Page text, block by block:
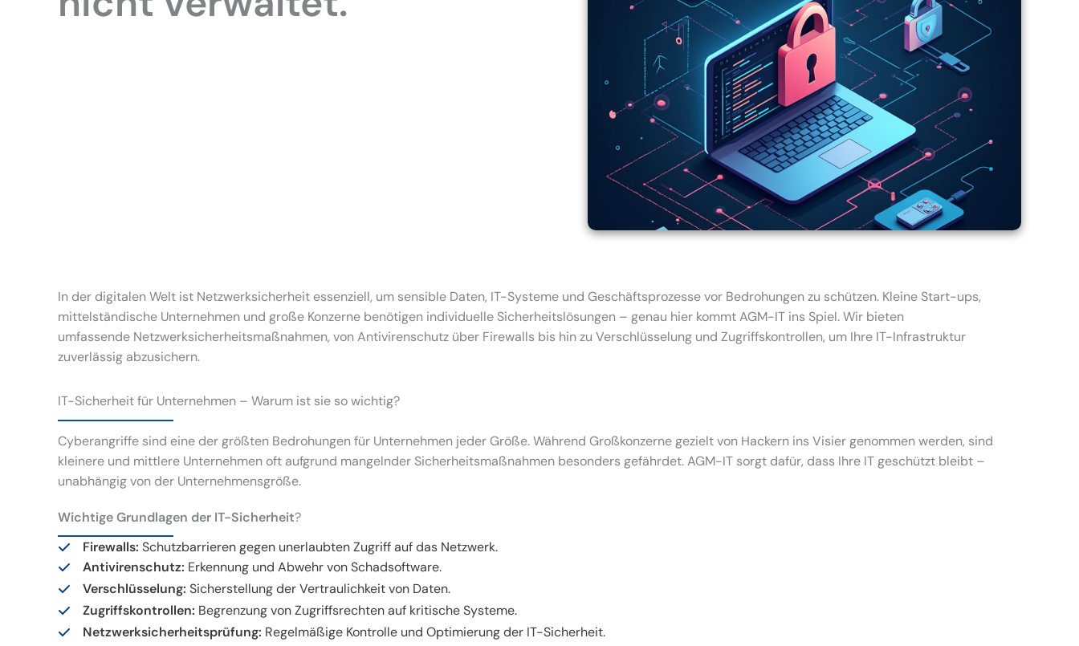
In der digitalen Welt ist Netzwerksicherheit essenziell, um sensible Daten, IT-Systeme und Geschäftsprozesse vor Bedrohungen zu schützen. Kleine Start-ups,
mittelständische Unternehmen und große Konzerne benötigen individuelle Sicherheitslösungen – genau hier kommt AGM-IT ins Spiel. Wir bieten
umfassende Netzwerksicherheitsmaßnahmen, von Antivirenschutz über Firewalls bis hin zu Verschlüsselung und Zugriffskontrollen, um Ihre IT-Infrastruktur
zuverlässig abzusichern.
IT-Sicherheit für Unternehmen – Warum ist sie so wichtig?
Cyberangriffe sind eine der größten Bedrohungen für Unternehmen jeder Größe. Während Großkonzerne gezielt von Hackern ins Visier genommen werden, sind
kleinere und mittlere Unternehmen oft aufgrund mangelnder Sicherheitsmaßnahmen besonders gefährdet. AGM-IT sorgt dafür, dass Ihre IT geschützt bleibt –
unabhängig von der Unternehmensgröße.
Wichtige Grundlagen der IT-Sicherheit?
Firewalls: Schutzbarrieren gegen unerlaubten Zugriff auf das Netzwerk.
Antivirenschutz: Erkennung und Abwehr von Schadsoftware.
Verschlüsselung: Sicherstellung der Vertraulichkeit von Daten.
Zugriffskontrollen: Begrenzung von Zugriffsrechten auf kritische Systeme.
Netzwerksicherheitsprüfung: Regelmäßige Kontrolle und Optimierung der IT-Sicherheit.